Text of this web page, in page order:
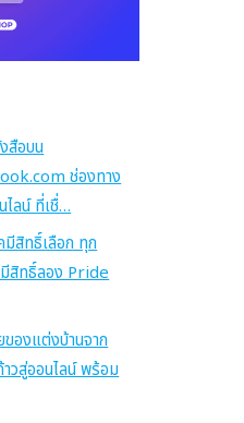
สือบน
ช่องทาง
ไลน์ ที่เชื่…
สิทธิ์เลือก ทุก
สิทธิ์ลอง Pride
ของแต่งบ้านจาก
วสู่ออนไลน์ พร้อม